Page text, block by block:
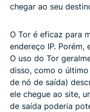
chegar ao seu
O Tor é eficaz para
endereço IP. Porém,
O uso do Tor
disso, como o
de nó de saída)
ele chegue ao site,
de saída poderia